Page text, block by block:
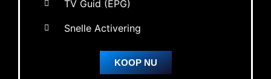
TV Guid (EPG)
Snelle Activering
KOOP NU